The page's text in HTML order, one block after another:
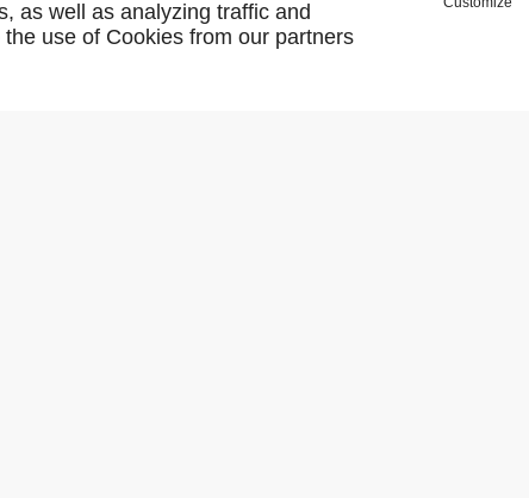
as well as analyzing traffic and
use of Cookies from our partners